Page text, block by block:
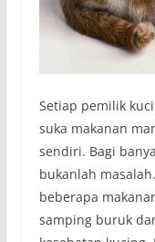
Setiap pemilik
suka makanan
sendiri. Bagi
bukanlah
beberapa
samping buruk